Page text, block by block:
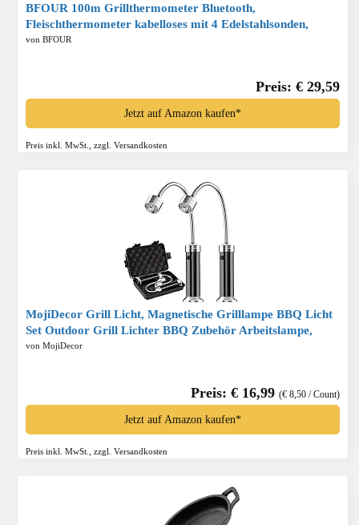
BFOUR 100m Grillthermometer Bluetooth,
Fleischthermometer kabelloses mit 4 Edelstahlsonden,
große LCD-Anzeige, Bluetooth Bratenthermometer für
von BFOUR
Preis: € 29,59
Jetzt auf Amazon kaufen*
Preis inkl. MwSt., zzgl. Versandkosten
MojiDecor Grill Licht, Magnetische Grilllampe BBQ Licht
Set Outdoor Grill Lichter BBQ Zubehör Arbeitslampe,
Batteriebetrieben, 360 Grad Drehwinkel 2 Pack, Schwarz*
von MojiDecor
Preis: € 16,99(€ 8,50 / Count)
Jetzt auf Amazon kaufen*
Preis inkl. MwSt., zzgl. Versandkosten